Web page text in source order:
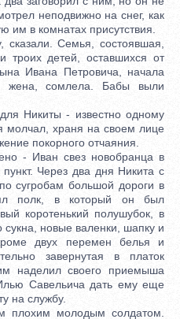
неподвижно на снег, как
им в комнатах присутствия.
Семья, состоявшая,
троих детей, оставшихся от
Ивана Петровича, начала
жена, сомлела. Бабы выли
Никиты - известно одному
молчал, храня на своем лице
покорного отчаяния.
- Иван свез новобранца в
Через два дня Никита с
сугробам большой дороги в
полк, в который он был
коротенький полушубок, в
сукна, новые валенки, шапку и
двух перемен белья и
завернутая в платок
наделил своего приемыша
Савельича дать ему еще
на службу.
молодым солдатом.